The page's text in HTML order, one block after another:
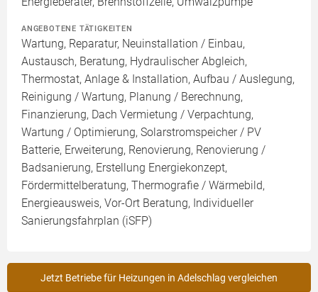
ANGEBOTENE TÄTIGKEITEN
Wartung, Reparatur, Neuinstallation / Einbau,
Austausch, Beratung, Hydraulischer Abgleich,
Thermostat, Anlage & Installation, Aufbau / Auslegung,
Reinigung / Wartung, Planung / Berechnung,
Finanzierung, Dach Vermietung / Verpachtung,
Wartung / Optimierung, Solarstromspeicher / PV
Batterie, Erweiterung, Renovierung, Renovierung /
Badsanierung, Erstellung Energiekonzept,
Fördermittelberatung, Thermografie / Wärmebild,
Energieausweis, Vor-Ort Beratung, Individueller
Sanierungsfahrplan (iSFP)
Jetzt Betriebe für Heizungen in Adelschlag vergleichen